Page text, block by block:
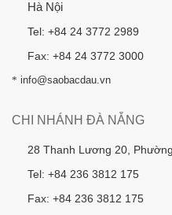
Hà Nội
Tel: +84 24 3772 2989
Fax: +84 24 3772 3000
* info@saobacdau.vn
CHI NHÁNH ĐÀ NẴNG
28 Thanh Lương 20,
Tel: +84 236 3812 175
Fax: +84 236 3812 175